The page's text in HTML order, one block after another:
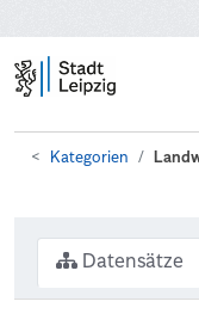
Kategorien
Datensätze